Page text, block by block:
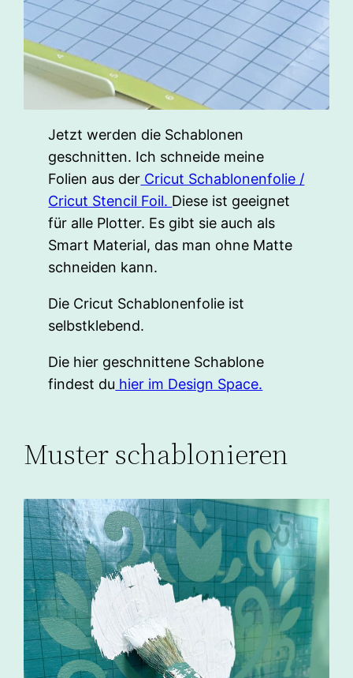
Jetzt werden die Schablonen
geschnitten. Ich schneide meine
Folien aus der Cricut Schablonenfolie /
Cricut Stencil Foil. Diese ist geeignet
für alle Plotter. Es gibt sie auch als
Smart Material, das man ohne Matte
schneiden kann.
Die Cricut Schablonenfolie ist
selbstklebend.
Die hier geschnittene Schablone
findest du hier im Design Space.
Muster schablonieren